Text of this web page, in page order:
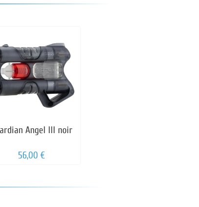
Angel III noir
56,00 €